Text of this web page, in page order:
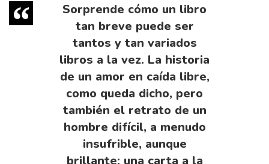
Sorprende cómo un libro
tan breve puede ser
tantos y tan variados
libros a la vez. La historia
de un amor en caída libre,
como queda dicho, pero
también el retrato de un
hombre difícil, a menudo
insufrible, aunque
brillante; una carta a la